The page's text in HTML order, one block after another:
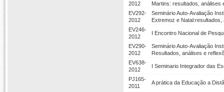
2012
Martins: resultados, análises
EV292-
2012
Seminário Auto-Avaliação
Extremoz e
EV246-
2012
I Encontro Nacional de
EV290-
2012
Seminário Auto-Avaliação
Resultados, análises e
EV638-
2012
I Seminario Integrador das
PJ165-
2011
A prática da Educação a